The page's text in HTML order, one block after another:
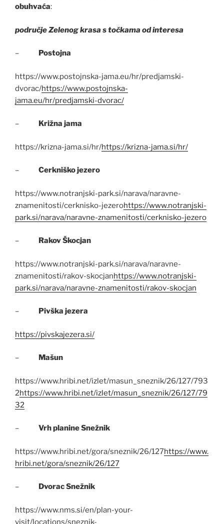
obuhvaća:
područje Zelenog krasa s točkama od interesa
– Postojna
https://www.postojnska-jama.eu/hr/predjamski-
dvorac/https://www.postojnska-
jama.eu/hr/predjamski-dvorac/
– Križna jama
https://krizna-jama.si/hr/https://krizna-jama.si/hr/
– Cerkniško jezero
https://www.notranjski-park.si/narava/naravne-
znamenitosti/cerknisko-jezerohttps://www.notranjski-
park.si/narava/naravne-znamenitosti/cerknisko-jezero
– Rakov Škocjan
https://www.notranjski-park.si/narava/naravne-
znamenitosti/rakov-skocjanhttps://www.notranjski-
park.si/narava/naravne-znamenitosti/rakov-skocjan
– Pivška jezera
https://pivskajezera.si/
– Mašun
https://www.hribi.net/izlet/masun_sneznik/26/127/793
2https://www.hribi.net/izlet/masun_sneznik/26/127/79
32
– Vrh planine Snežnik
https://www.hribi.net/gora/sneznik/26/127https://www.
hribi.net/gora/sneznik/26/127
– Dvorac Snežnik
https://www.nms.si/en/plan-your-
visit/locations/sneznik-